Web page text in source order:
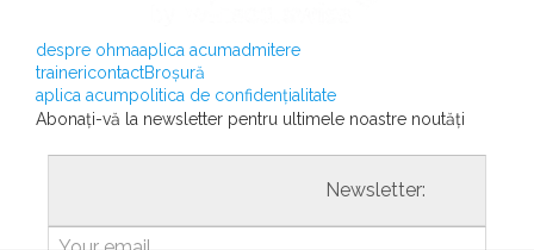
despre ohmaaplica acumadmitere
trainericontactBroșură
aplica acumpolitica de confidențialitate
Abonați-vă la newsletter pentru ultimele noastre noutăți